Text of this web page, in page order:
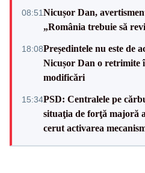
08:51Nicușor Dan,
„România trebuie să
18:08Președintele nu este de
Nicușor Dan o retrimite
modificări
15:34PSD: Centralele pe
situaţia de forţă majoră
cerut activarea